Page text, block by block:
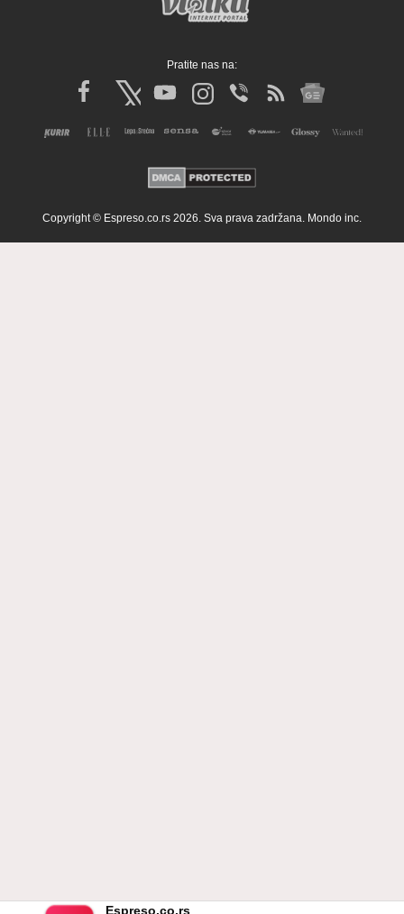
Pratite nas na:
Copyright © Espreso.co.rs 2026. Sva prava zadržana. Mondo inc.
Espreso.co.rs